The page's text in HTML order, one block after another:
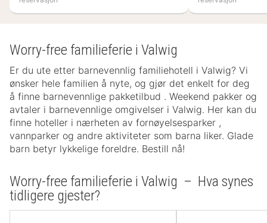
Worry-free familieferie i Valwig
Er du ute etter barnevennlig familiehotell i Valwig? Vi
ønsker hele familien å nyte, og gjør det enkelt for deg
å finne barnevennlige pakketilbud . Weekend pakker og
avtaler i barnevennlige omgivelser i Valwig. Her kan du
finne hoteller i nærheten av fornøyelsesparker ,
vannparker og andre aktiviteter som barna liker. Glade
barn betyr lykkelige foreldre. Bestill nå!
Worry-free familieferie i Valwig – Hva synes
tidligere gjester?